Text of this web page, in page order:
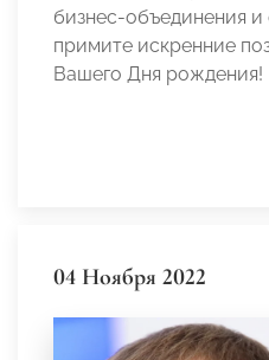
бизнес-объединения и
примите искренние
Вашего Дня рождения!
04 Ноября 2022